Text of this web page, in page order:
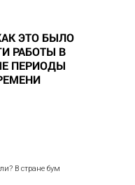
ЭТО БЫЛО
РАБОТЫ В
ПЕРИОДЫ
В стране бум